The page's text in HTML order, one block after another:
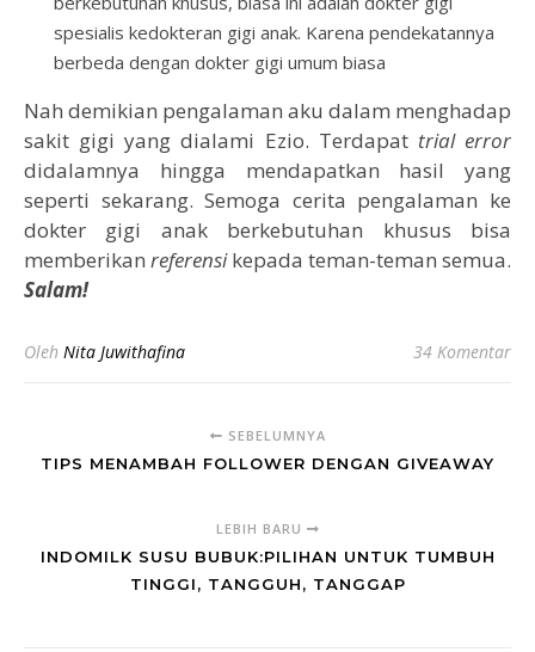
spesialis kedokteran gigi anak. Karena pendekatannya
berbeda dengan dokter gigi umum biasa
Nah demikian pengalaman aku dalam menghadap
sakit gigi yang dialami Ezio. Terdapat trial error
didalamnya hingga mendapatkan hasil yang
seperti sekarang. Semoga cerita pengalaman ke
dokter gigi anak berkebutuhan khusus bisa
memberikan referensikepada teman-teman semua.
Salam!
Oleh Nita Juwithafina 34 Komentar
SEBELUMNYA
TIPS MENAMBAH FOLLOWER DENGAN GIVEAWAY
LEBIH BARU
INDOMILK SUSU BUBUK:PILIHAN UNTUK TUMBUH
TINGGI, TANGGUH, TANGGAP